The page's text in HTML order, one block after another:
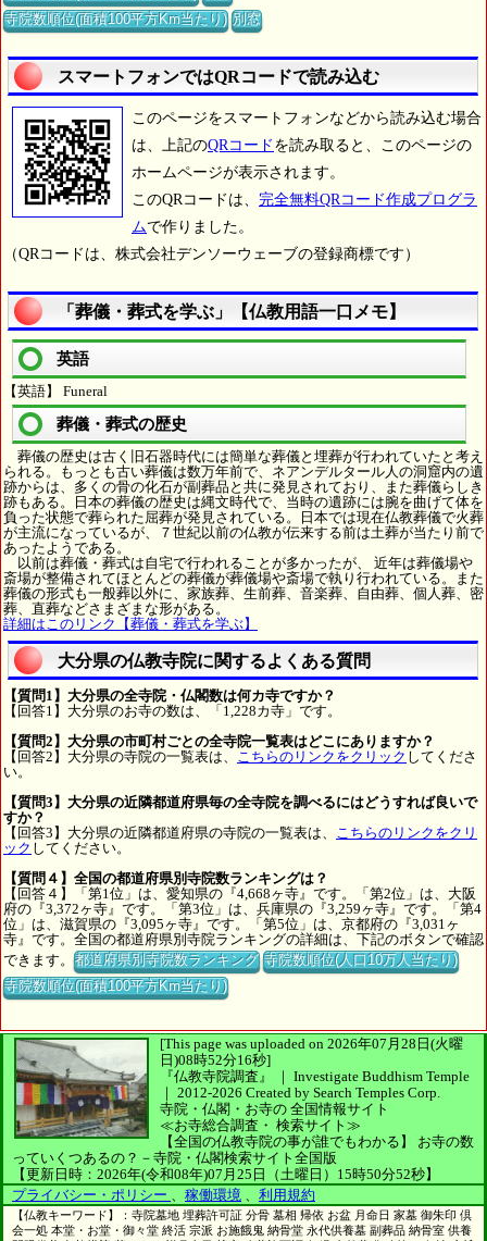
寺院数順位(面積100平方Km当たり) 別窓
スマートフォンではQRコードで読み込む
このページをスマートフォンなどから読み込む場合
は、上記のQRコード を読み取ると、このページの
ホームページが表示されます。
このQRコードは、 完全無料QRコード作成プログラ
ムで作りました。
（QRコードは、株式会社デンソーウェーブの登録商標です）
「葬儀・葬式を学ぶ」【仏教用語一口メモ】
英語
【英語】 Funeral
葬儀・葬式の歴史
葬儀の歴史は古く旧石器時代には簡単な葬儀と埋葬が行われていたと考え
られる。もっとも古い葬儀は数万年前で、ネアンデルタール人の洞窟内の遺
跡からは、多くの骨の化石が副葬品と共に発見されており、また葬儀らしき
跡もある。日本の葬儀の歴史は縄文時代で、当時の遺跡には腕を曲げて体を
負った状態で葬られた屈葬が発見されている。日本では現在仏教葬儀で火葬
が主流になっているが、７世紀以前の仏教が伝来する前は土葬が当たり前で
あったようである。
以前は葬儀・葬式は自宅で行われることが多かったが、 近年は葬儀場や
斎場が整備されてほとんどの葬儀が葬儀場や斎場で執り行われている。また
葬儀の形式も一般葬以外に、家族葬、生前葬、音楽葬、自由葬、個人葬、密
葬、直葬などさまざまな形がある。
詳細はこのリンク【葬儀・葬式を学ぶ】
大分県の仏教寺院に関するよくある質問
【質問1】大分県の全寺院・仏閣数は何カ寺ですか？
【回答1】大分県のお寺の数は、「1,228カ寺」です。
【質問2】大分県の市町村ごとの全寺院一覧表はどこにありますか？
【回答2】大分県の寺院の一覧表は、
こちらのリンクをクリック してくださ
い。
【質問3】大分県の近隣都道府県毎の全寺院を調べるにはどうすれば良いで
すか？
【回答3】大分県の近隣都道府県の寺院の一覧表は、
こちらのリンクをクリ
ック してください。
【質問４】全国の都道府県別寺院数ランキングは？
【回答４】「第1位」は、愛知県の『4,668ヶ寺』です。「第2位」は、大阪
府の『3,372ヶ寺』です。「第3位」は、兵庫県の『3,259ヶ寺』です。「第4
位」は、滋賀県の『3,095ヶ寺』です。「第5位」は、京都府の『3,031ヶ
寺』です。全国の都道府県別寺院ランキングの詳細は、下記のボタンで確認
できます。都道府県別寺院数ランキング 寺院数順位(人口10万人当たり)
寺院数順位(面積100平方Km当たり)
[This page was uploaded on 2026年07月28日(火曜
日)08時52分16秒]
『仏教寺院調査』 ｜ Investigate Buddhism Temple
｜ 2012-2026 Created by Search Temples Corp.
寺院・仏閣・お寺の 全国情報サイト
≪お寺総合調査・ 検索サイト≫
【全国の仏教寺院の事が誰でもわかる】
お寺の数
っていくつあるの？－寺院・仏閣検索サイト全国版
【更新日時：2026年(令和08年)07月25日（土曜日）15時50分52秒】
プライバシー・ポリシー
稼働環境 利用規約
【仏教キーワード】：寺院墓地 埋葬許可証 分骨 墓相 帰依 お盆 月命日 家墓 御朱印 倶
会一処 本堂・お堂・御々堂 終活 宗派 お施餓鬼 納骨堂 永代供養墓 副葬品 納骨室 供養